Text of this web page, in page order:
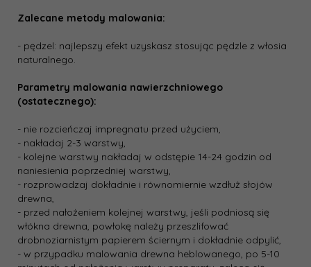
Zalecane metody malowania:
- pędzel: najlepszy efekt uzyskasz stosując pędzle z włosia
naturalnego.
Parametry malowania nawierzchniowego
(ostatecznego):
- nie rozcieńczaj impregnatu przed użyciem,
- nakładaj 2-3 warstwy,
- kolejne warstwy nakładaj w odstępie 14-24 godzin od
naniesienia poprzedniej warstwy,
- rozprowadzaj dokładnie i równomiernie wzdłuż słojów
drewna,
- przed nałożeniem kolejnej warstwy, jeśli podniosą się
włókna drewna, powłokę należy przeszlifować
drobnoziarnistym papierem ściernym i dokładnie odpylić,
- w przypadku malowania drewna heblowanego, po 5-10